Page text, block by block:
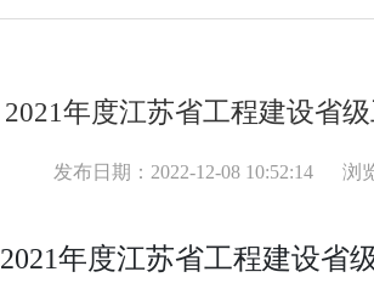
2021年度江苏省工程建设省
发布日期：2022-12-08 10:52:14 浏
2021年度江苏省工程建设省